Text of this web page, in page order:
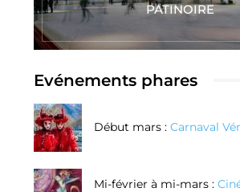
PATINOIRE
Evénements phares
Début mars : Carnaval
Mi-février à mi-mars :